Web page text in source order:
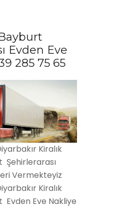
Evden Eve
285 75 65
Kiralık
Şehirlerarası
Vermekteyiz
Kiralık
Eve Nakliye